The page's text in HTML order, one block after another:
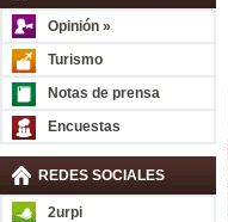
Opinión »
Turismo
Notas de prensa
Encuestas
REDES SOCIALES
2urpi